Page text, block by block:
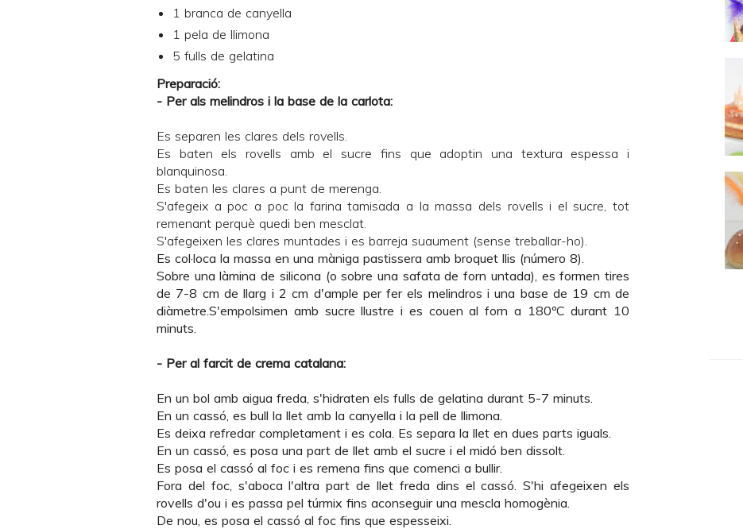
1 branca de canyella
1 pela de llimona
5 fulls de gelatina
Preparació:
- Per als melindros i la base de la carlota:
Es separen les clares dels rovells.
Es baten els rovells amb el sucre fins que adoptin una textura espessa i
blanquinosa.
Es baten les clares a punt de merenga.
S'afegeix a poc a poc la farina tamisada a la massa dels rovells i el sucre, tot
remenant perquè quedi ben mesclat.
S'afegeixen les clares muntades i es barreja suaument (sense treballar-ho).
Es col·loca la massa en una màniga pastissera amb broquet llis (número 8).
Sobre una làmina de silicona (o sobre una safata de forn untada), es formen tires
de 7-8 cm de llarg i 2 cm d'ample per fer els melindros i una base de 19 cm de
diàmetre.S'empolsimen amb sucre llustre i es couen al forn a 180ºC durant 10
minuts.
- Per al farcit de crema catalana:
En un bol amb aigua freda, s'hidraten els fulls de gelatina durant 5-7 minuts.
En un cassó, es bull la llet amb la canyella i la pell de llimona.
Es deixa refredar completament i es cola. Es separa la llet en dues parts iguals.
En un cassó, es posa una part de llet amb el sucre i el midó ben dissolt.
Es posa el cassó al foc i es remena fins que comenci a bullir.
Fora del foc, s'aboca l'altra part de llet freda dins el cassó. S'hi afegeixen els
rovells d'ou i es passa pel túrmix fins aconseguir una mescla homogènia.
De nou, es posa el cassó al foc fins que espesseixi.